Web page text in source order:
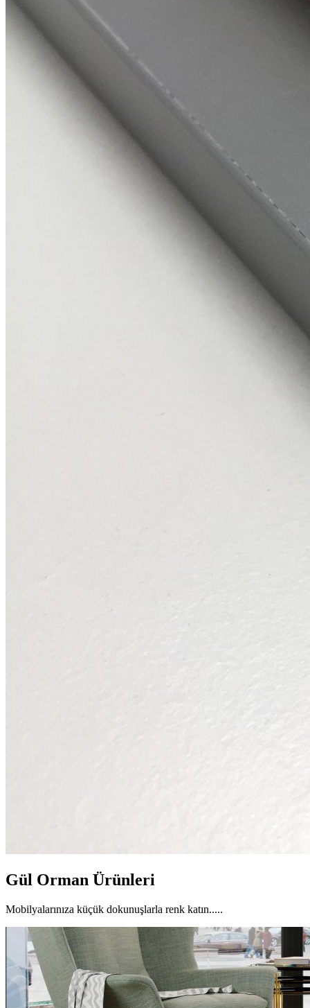
Gül Orman Ürünleri
Mobilyalarınıza küçük dokunuşlarla renk katın.....